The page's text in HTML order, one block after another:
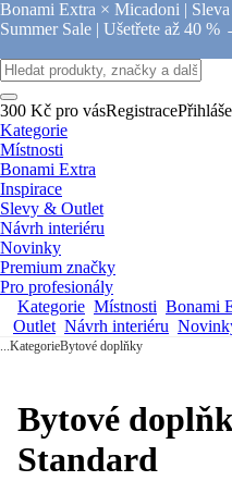
Bonami Extra × Micadoni |
Summer Sale | Ušetřete až 40 %
300 Kč pro vásRegistrace
Kategorie
Místnosti
Bonami Extra
Inspirace
Slevy & Outlet
Návrh interiéru
Novinky
Premium značky
Pro profesionály
Kategorie Místnosti Bonami
Outlet Návrh interiéru
...KategorieBytové doplňky
Bytové
Standard